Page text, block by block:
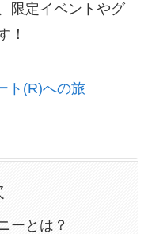
限定イベントやグ
！
ト(R)への旅
ーとは？